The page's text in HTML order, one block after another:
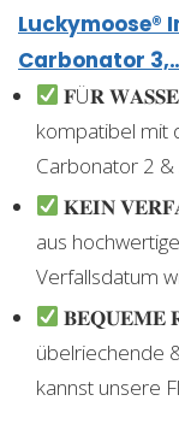
Luckymoose®
Carbonator
𝐅Ü𝐑
kompatibel mit
Carbonator 2 &
𝐊𝐄𝐈𝐍
aus
Verfallsdatum
𝐁𝐄𝐐𝐔𝐄𝐌𝐄
übelriechende
kannst unsere